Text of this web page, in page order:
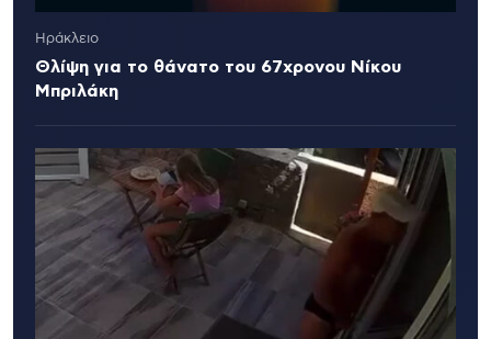
Ηράκλειο
Θλίψη για το θάνατο του 67χρονου Νίκου
Μπριλάκη